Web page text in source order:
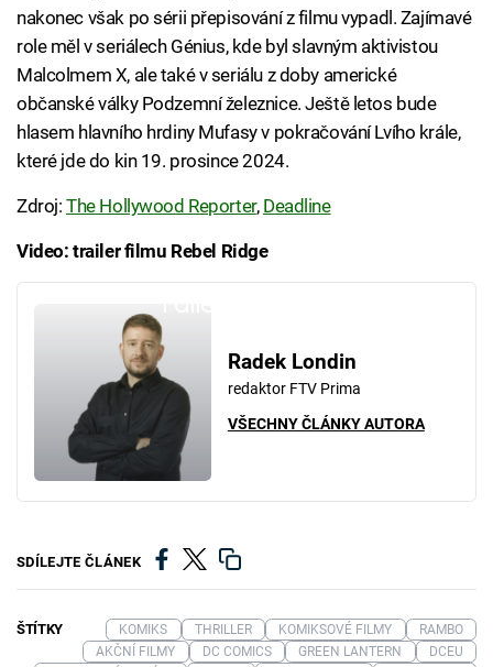
nakonec však po sérii přepisování z filmu vypadl. Zajímavé
role měl v seriálech Génius, kde byl slavným aktivistou
Malcolmem X, ale také v seriálu z doby americké
občanské války Podzemní železnice. Ještě letos bude
hlasem hlavního hrdiny Mufasy v pokračování Lvího krále,
které jde do kin 19. prosince 2024.
Zdroj:The Hollywood Reporter, Deadline
Video: trailer filmu Rebel Ridge
Radek Londin
redaktor FTV Prima
VŠECHNY ČLÁNKY AUTORA
SDÍLEJTE ČLÁNEK
ŠTÍTKY KOMIKS THRILLER KOMIKSOVÉ FILMY
RAMBO
AKČNÍ FILMY
DC COMICS GREEN LANTERN
DCEU